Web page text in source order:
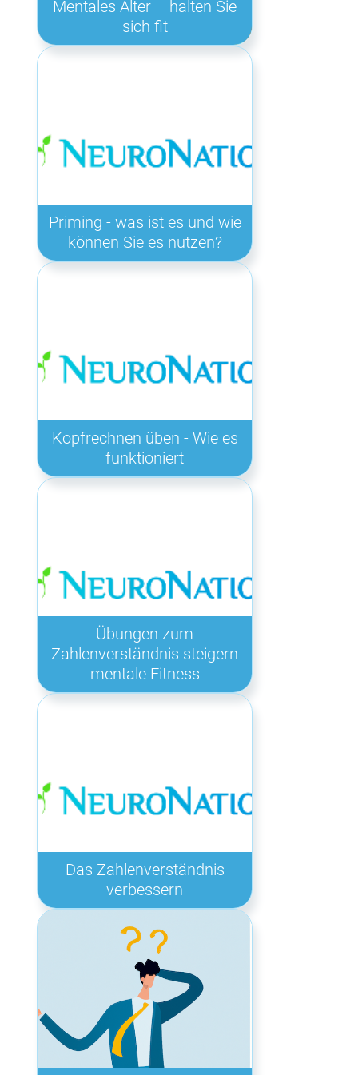
Mentales Alter – halten Sie
sich fit
Priming - was ist es und wie
können Sie es nutzen?
Kopfrechnen üben - Wie es
funktioniert
Übungen zum
Zahlenverständnis steigern
mentale Fitness
Das Zahlenverständnis
verbessern